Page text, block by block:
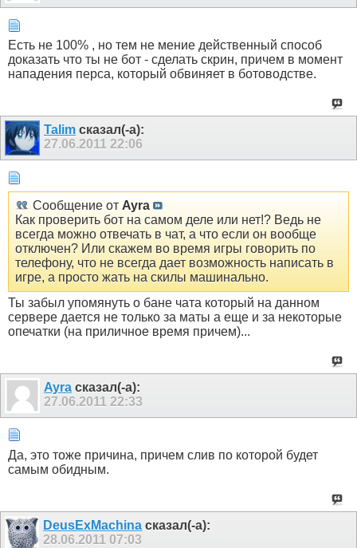
Есть не 100% , но тем не мение действенный способ
доказать что ты не бот - сделать скрин, причем в момент
нападения перса, который обвиняет в ботоводстве.
Talim сказал(-а):
27.06.2011 22:06
Сообщение от Ayra
Как проверить бот на самом деле или нет!? Ведь не
всегда можно отвечать в чат, а что если он вообще
отключен? Или скажем во время игры говорить по
телефону, что не всегда дает возможность написать в
игре, а просто жать на скилы машинально.
Ты забыл упомянуть о бане чата который на данном
сервере дается не только за маты а еще и за некоторые
опечатки (на приличное время причем)...
Ayra сказал(-а):
27.06.2011 22:33
Да, это тоже причина, причем слив по которой будет
самым обидным.
DeusExMachina сказал(-а):
28.06.2011 07:03